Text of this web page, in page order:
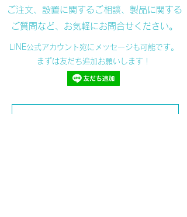
​​ご注文、設置に関するご相談、製品に関する
ご質問など、お気軽にお問合せください。
LINE公式アカウント宛にメッセージも可能です。
まずは友だち追加お願いします！